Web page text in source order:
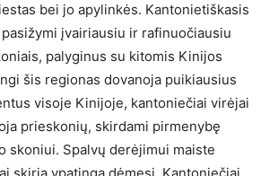
bei jo apylinkės. Kantonietiškasis
įvairiausiu ir rafinuočiausiu
palyginus su kitomis Kinijos
šis regionas dovanoja puikiausius
visoje Kinijoje, kantoniečiai virėjai
prieskonių, skirdami pirmenybę
skoniui. Spalvų derėjimui maiste